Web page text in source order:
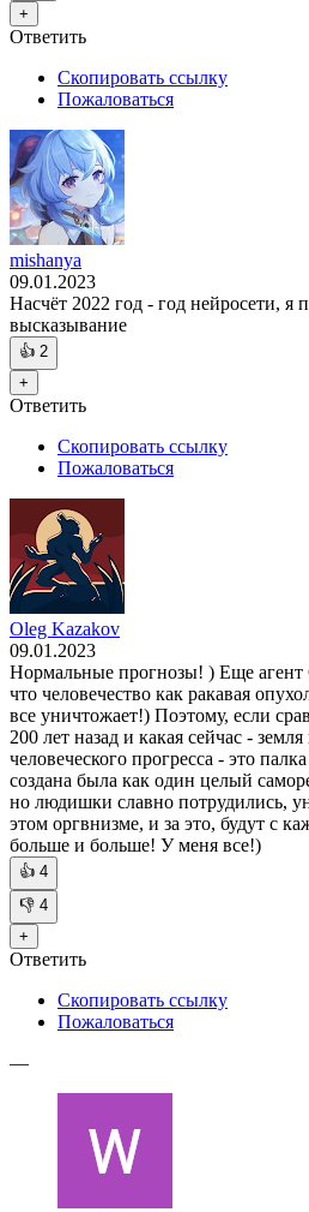
+
Ответить
Скопировать ссылку
Пожаловаться
mishanya
09.01.2023
Насчёт 2022 год - год нейросети, я
высказывание
👍 2
+
Ответить
Скопировать ссылку
Пожаловаться
Oleg Kazakov
09.01.2023
Нормальные прогнозы! ) Еще
что человечество как ракавая
все уничтожает!) Поэтому, если
200 лет назад и какая сейчас -
человеческого прогресса - это
создана была как один целый
но людишки славно потрудились,
этом оргвнизме, и за это, будут с
больше и больше! У меня все!)
👍 4
👎 4
+
Ответить
Скопировать ссылку
Пожаловаться
—